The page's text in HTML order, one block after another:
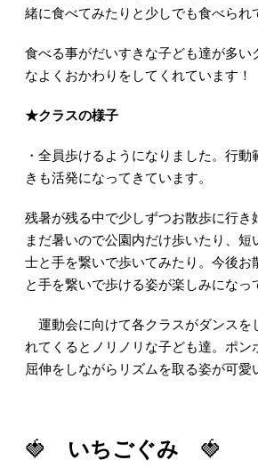
緒に食べてみたりと少しでも食べられ
食べる事がだいすきな子ども達が多い
なよくおかわりをしてくれています！
★クラスの様子
・全員歩けるようになりました。行
きも活発になってきています。
残暑が残る中で少しずつお散歩に行き
まだ暑いので公園内だけ歩いたり、短
士と手を繋いで歩いてみたり。今後お
と手を繋いで歩ける姿が楽しみになっ
運動会に向けて各クラスがダンスを
れてくるとノリノリな子ども達。ポン
屈伸をしながらリズムを取る姿が可愛
🍓 いちごぐみ 🍓